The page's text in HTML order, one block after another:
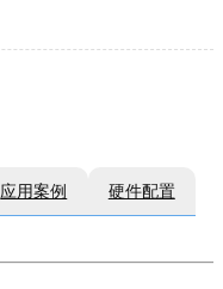
应用案例 硬件配置